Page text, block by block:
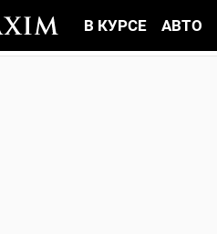
В КУРСЕ АВТО